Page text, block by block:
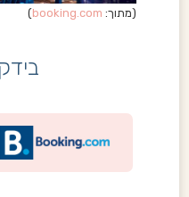
(מתוך: booking.com
)